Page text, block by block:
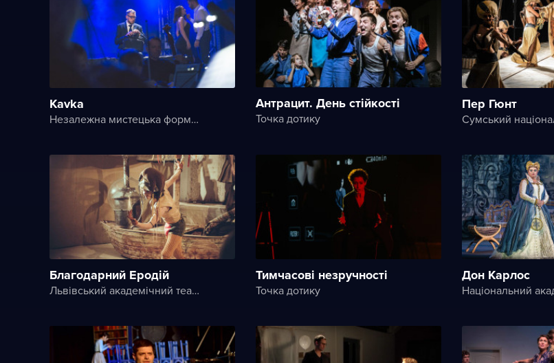
Kavka
Незалежна мистецька формація Art.Razom
Антрацит. День стійкості
Точка дотику
Пер Гюнт
Благодарний Еродій
Львівський академічний театр ім. Леся Курбаса
Тимчасові незручності
Точка дотику
Дон Карлос